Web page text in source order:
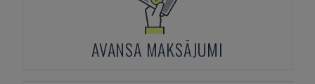
AVANSA MAKSĀJUMI